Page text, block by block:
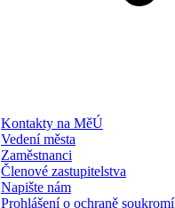
Kontakty na MěÚ
Vedení města
Zaměstnanci
Členové zastupitelstva
Napište nám
Prohlášení o ochraně soukromí